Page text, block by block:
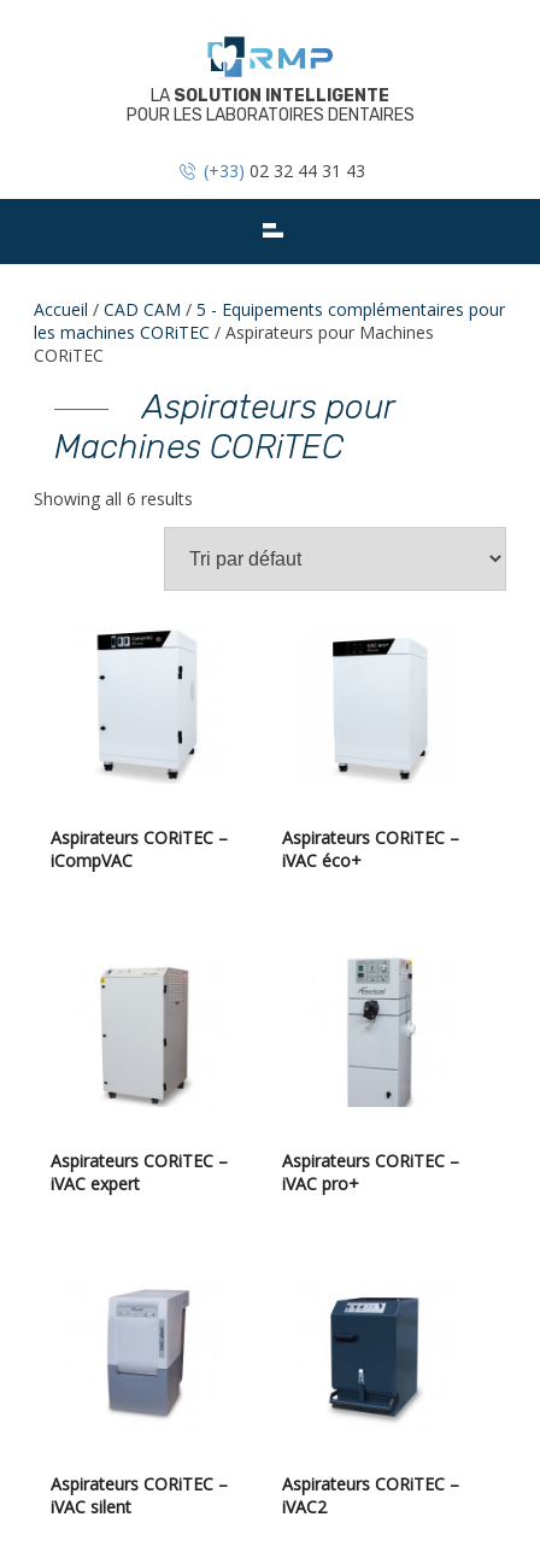
LA SOLUTION INTELLIGENTE
POUR LES LABORATOIRES DENTAIRES
(+33) 02 32 44 31 43
Accueil / CAD CAM / 5 - Equipements complémentaires pour
les machines CORiTEC / Aspirateurs pour Machines
CORiTEC
Aspirateurs pour
Machines CORiTEC
Showing all 6 results
Aspirateurs CORiTEC –
iCompVAC
Aspirateurs CORiTEC –
iVAC éco+
Aspirateurs CORiTEC –
iVAC expert
Aspirateurs CORiTEC –
iVAC pro+
Aspirateurs CORiTEC –
iVAC silent
Aspirateurs CORiTEC –
iVAC2